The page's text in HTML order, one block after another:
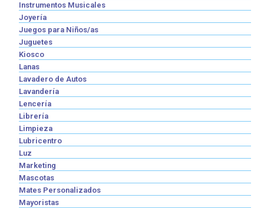
Instrumentos Musicales
Joyería
Juegos para Niños/as
Juguetes
Kiosco
Lanas
Lavadero de Autos
Lavandería
Lencería
Librería
Limpieza
Lubricentro
Luz
Marketing
Mascotas
Mates Personalizados
Mayoristas